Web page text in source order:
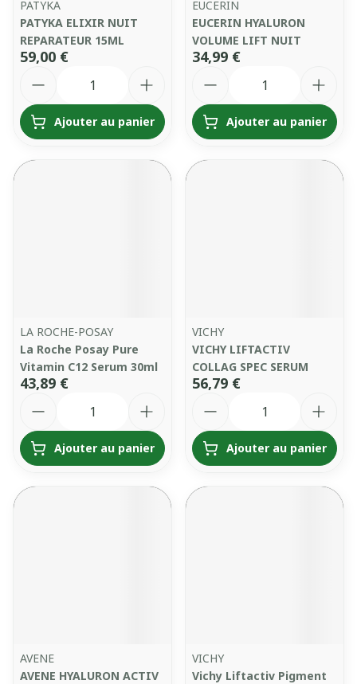
PATYKA
PATYKA ELIXIR NUIT
REPARATEUR 15ML
59,00 €
Ajouter au panier
EUCERIN
EUCERIN HYALURON
VOLUME LIFT NUIT
34,99 €
Ajouter au panier
LA ROCHE-POSAY
La Roche Posay Pure
Vitamin C12 Serum 30ml
43,89 €
Ajouter au panier
VICHY
VICHY LIFTACTIV
COLLAG SPEC SERUM
56,79 €
Ajouter au panier
AVENE
AVENE HYALURON ACTIV
VICHY
Vichy Liftactiv Pigment